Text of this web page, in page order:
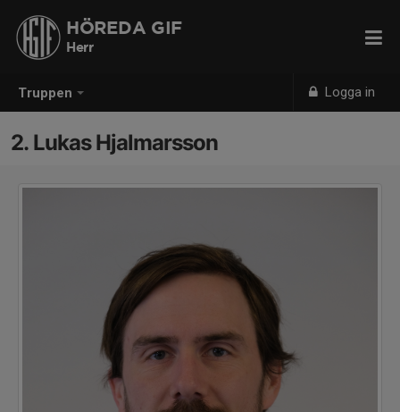
Truppen Logga in
HÖREDA GIF
Herr
2. Lukas Hjalmarsson